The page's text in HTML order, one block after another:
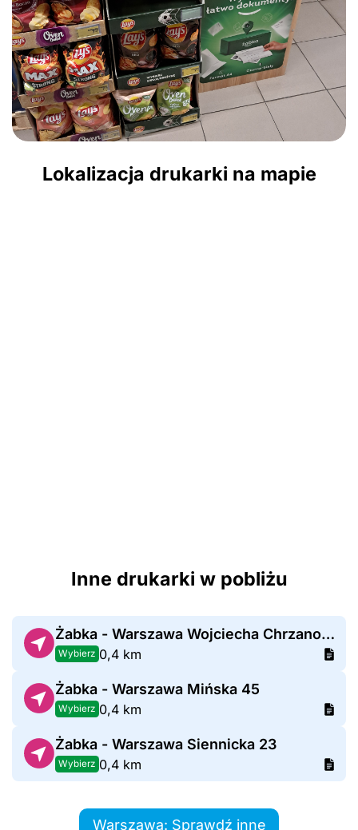
Lokalizacja drukarki na mapie
Inne drukarki w pobliżu
Żabka - Warszawa Wojciecha Chrzanowskiego 14
Wybierz 0,4 km
Żabka - Warszawa Mińska 45
Wybierz 0,4 km
Żabka - Warszawa Siennicka 23
Wybierz 0,4 km
Warszawa: Sprawdź inne